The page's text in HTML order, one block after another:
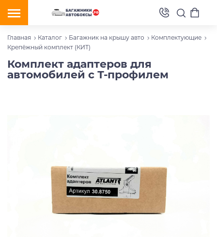
Главная Каталог Багажник на крышу авто
Комплектующие
Крепёжный комплект (КИТ)
Комплект адаптеров для
автомобилей с Т-профилем